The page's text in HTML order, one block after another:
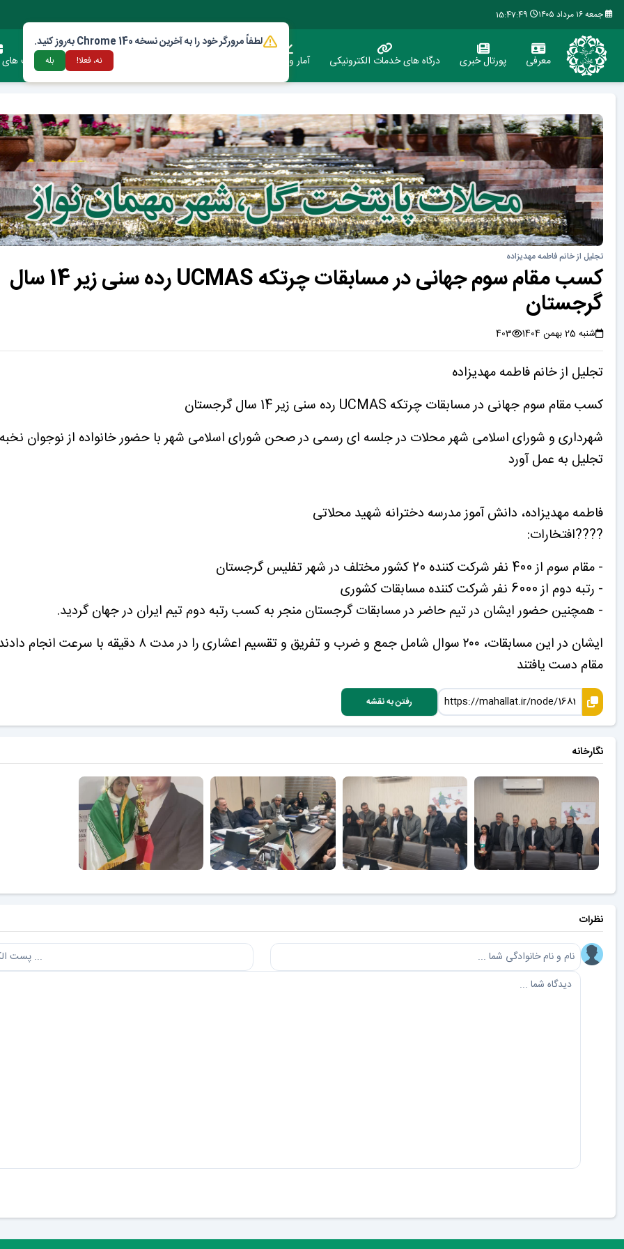
جمعه ۱۶ مرداد ۱۴۰۵ 15:47:50
معرفی پورتال خبری درگاه های خدمات الکترونیکی آمار وعملکرد ارتباط با شهرداری فرصت های
تجلیل از خانم فاطمه مهدیزاده
کسب مقام سوم جهانی در مسابقات چرتکه UCMAS رده سنی زیر 14 سال
گرجستان
شنبه 25 بهمن 1404 403
تجلیل از خانم فاطمه مهدیزاده
کسب مقام سوم جهانی در مسابقات چرتکه UCMAS رده سنی زیر 14 سال گرجستان
شهرداری و شورای اسلامی شهر محلات در جلسه ای رسمی در صحن شورای اسلامی شهر با حضور خانواده از نوجوان
تجلیل به عمل آورد
فاطمه مهدیزاده، دانش آموز مدرسه دخترانه شهید محلاتی
????افتخارات:
- مقام سوم از 400 نفر شرکت کننده 20 کشور مختلف در شهر تفلیس گرجستان
- رتبه دوم از 6000 نفر شرکت کننده مسابقات کشوری
- همچنین حضور ایشان در تیم حاضر در مسابقات گرجستان منجر به کسب رتبه دوم تیم ایران در جهان گردید.
ایشان در این مسابقات، ۲۰۰ سوال شامل جمع و ضرب و تفریق و تقسیم اعشاری را در مدت ۸
مقام دست یافتند
رفتن به نقشه
نگارخانه
نظرات
لطفاً مرورگر خود را به آخرین نسخه Chrome 140 به‌روز کنید.
نه، فعلا! بله